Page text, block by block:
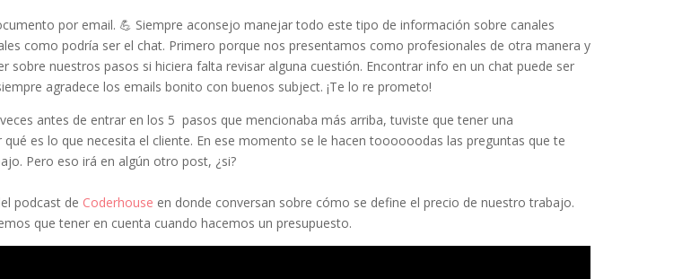
por email. 💪 Siempre aconsejo manejar todo este tipo de información sobre canales
como podría ser el chat. Primero porque nos presentamos como profesionales de otra manera y
sobre nuestros pasos si hiciera falta revisar alguna cuestión. Encontrar info en un chat puede ser
agradece los emails bonito con buenos subject. ¡Te lo re prometo!
antes de entrar en los 5 pasos que mencionaba más arriba, tuviste que tener una
es lo que necesita el cliente. En ese momento se le hacen toooooodas las preguntas que te
Pero eso irá en algún otro post, ¿si?
podcast de Coderhouse en donde conversan sobre cómo se define el precio de nuestro trabajo.
que tener en cuenta cuando hacemos un presupuesto.